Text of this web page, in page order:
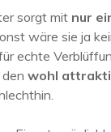
sorgt mit nur
wäre sie ja
echte
wohl